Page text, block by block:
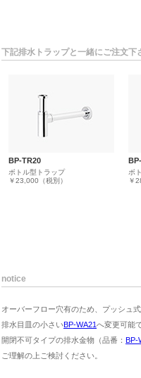
下記排水トラップと一緒にご注文下
BP-TR20
ボトル型トラップ
￥23,000（税別）
ボ
￥
notice
オーバーフロー穴有のため、プッシュ
排水目皿の小さいBP-WA21へ変更可能
開閉不可タイプの排水金物（品番： BP-
ご理解の上ご検討ください。